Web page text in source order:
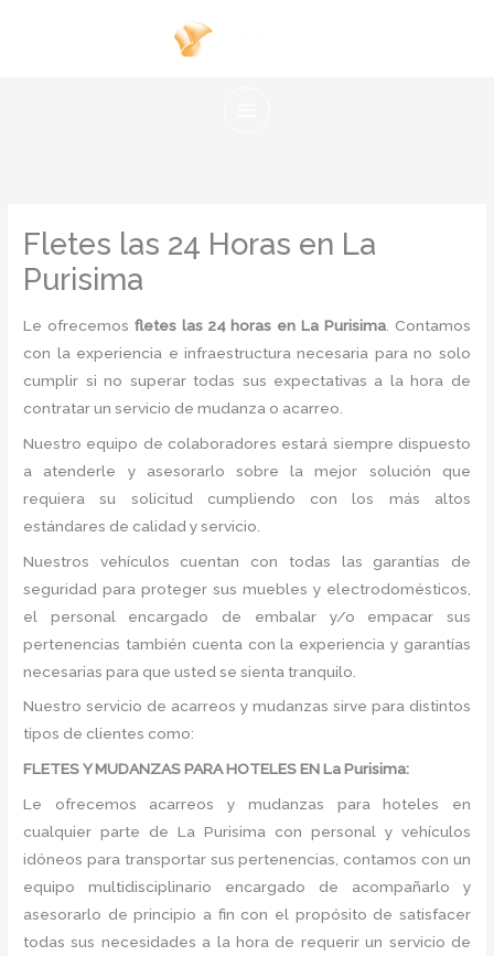
Fletes las 24 Horas en La
Purisima
Le ofrecemos fletes las 24 horas en La Purisima . Contamos
con la experiencia e infraestructura necesaria para no solo
cumplir si no superar todas sus expectativas a la hora de
contratar un servicio de mudanza o acarreo.
Nuestro equipo de colaboradores estará siempre dispuesto
a atenderle y asesorarlo sobre la mejor solución que
requiera su solicitud cumpliendo con los más altos
estándares de calidad y servicio.
Nuestros vehículos cuentan con todas las garantías de
seguridad para proteger sus muebles y electrodomésticos,
el personal encargado de embalar y/o empacar sus
pertenencias también cuenta con la experiencia y garantías
necesarias para que usted se sienta tranquilo.
Nuestro servicio de acarreos y mudanzas sirve para distintos
tipos de clientes como:
FLETES Y MUDANZAS PARA HOTELES EN La Purisima:
Le ofrecemos acarreos y mudanzas para hoteles en
cualquier parte de La Purisima con personal y vehículos
idóneos para transportar sus pertenencias, contamos con un
equipo multidisciplinario encargado de acompañarlo y
asesorarlo de principio a fin con el propósito de satisfacer
todas sus necesidades a la hora de requerir un servicio de